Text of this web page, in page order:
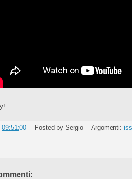
09:51:00 Posted by Sergio Argomenti:iss